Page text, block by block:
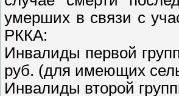
умерших в связи с
РККА:
Инвалиды первой
руб. (для имеющих
Инвалиды второй